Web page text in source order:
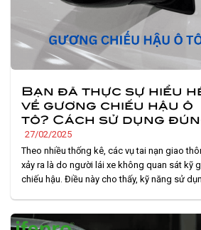
Bạn đã thực sự hiểu
về gương chiếu hậu ô
tô? Cách sử dụng
27/02/2025
Theo nhiều thống kê, các vụ tai nạn giao
xảy ra là do người lái xe không quan sát kỹ
chiếu hậu. Điều này cho thấy, kỹ năng sử
giao. . .